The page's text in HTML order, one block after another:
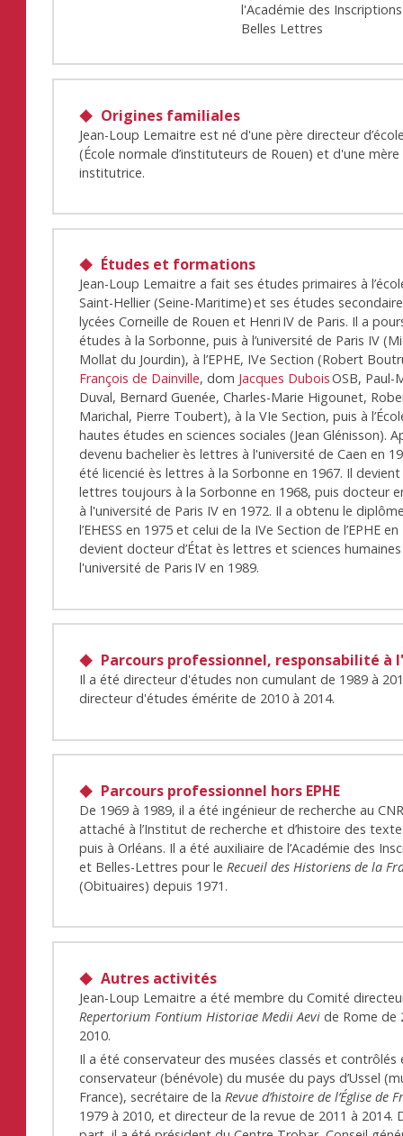
l'Académie des
Belles Lettres
Origines familiales
Jean-Loup Lemaitre est né d'une père directeur
(École normale d’instituteurs de Rouen) et d'une mère
institutrice.
Études et formations
Jean-Loup Lemaitre a fait ses études primaires à
Saint-Hellier (Seine-Maritime) et ses études
lycées Corneille de Rouen et Henri IV de Paris. Il a
études à la Sorbonne, puis à l’université de Paris IV
Mollat du Jourdin), à l’EPHE, IVe Section (Robert
François de Dainville, dom Jacques DuboisOSB, Paul-
Duval, Bernard Guenée, Charles-Marie Higounet,
Marichal, Pierre Toubert), à la VIe Section, puis à
hautes études en sciences sociales (Jean Glénisson).
devenu bachelier ès lettres à l'université de Caen en
été licencié ès lettres à la Sorbonne en 1967. Il
lettres toujours à la Sorbonne en 1968, puis docteur
à l'université de Paris IV en 1972. Il a obtenu le
l’EHESS en 1975 et celui de la IVe Section de l’EPHE
devient docteur d’État ès lettres et sciences
l'université de Paris IV en 1989.
Parcours professionnel, responsabilité à
Il a été directeur d'études non cumulant de 1989 à
directeur d'études émérite de 2010 à 2014.
Parcours professionnel hors EPHE
De 1969 à 1989, il a été ingénieur de recherche au
attaché à l’Institut de recherche et d’histoire des
puis à Orléans. Il a été auxiliaire de l’Académie des
et Belles-Lettres pour le Recueil des Historiens de la
(Obituaires) depuis 1971.
Autres activités
Jean-Loup Lemaitre a été membre du Comité
Repertorium Fontium Historiae Medii Aevi de Rome de
2010.
Il a été conservateur des musées classés et contrôlés
conservateur (bénévole) du musée du pays d’Ussel
France), secrétaire de laRevue d’histoire de l’Église de
1979 à 2010, et directeur de la revue de 2011 à 2014.